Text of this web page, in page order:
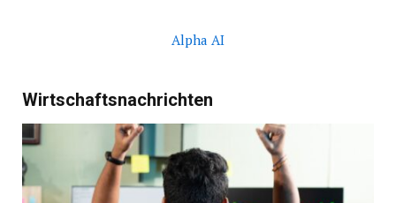
Alpha AI
Wirtschaftsnachrichten